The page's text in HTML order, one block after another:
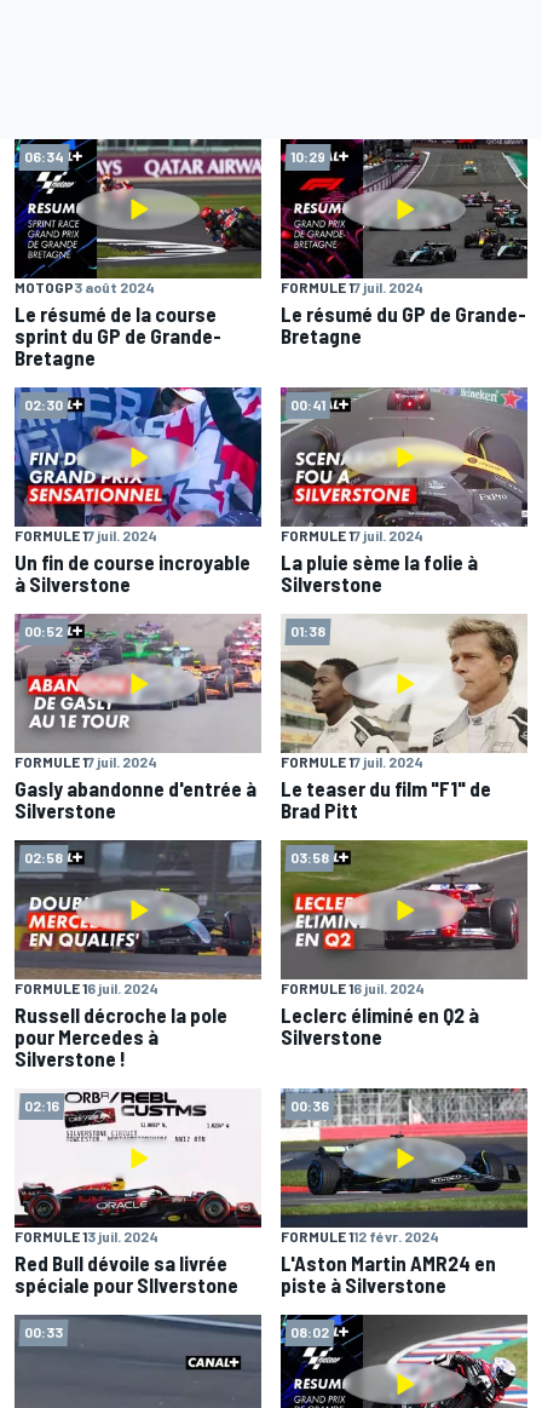
06:34
MOTOGP3 août 2024
Le résumé de la course
sprint du GP de Grande-
Bretagne
10:29
FORMULE 17 juil. 2024
Le résumé du GP de Grande-
Bretagne
02:30
FORMULE 17 juil. 2024
Un fin de course incroyable
à Silverstone
00:41
FORMULE 17 juil. 2024
La pluie sème la folie à
Silverstone
00:52
FORMULE 17 juil. 2024
Gasly abandonne d'entrée à
Silverstone
01:38
FORMULE 17 juil. 2024
Le teaser du film "F1" de
Brad Pitt
02:58
FORMULE 16 juil. 2024
Russell décroche la pole
pour Mercedes à
Silverstone !
03:58
FORMULE 16 juil. 2024
Leclerc éliminé en Q2 à
Silverstone
02:16
FORMULE 13 juil. 2024
Red Bull dévoile sa livrée
spéciale pour SIlverstone
00:36
FORMULE 112 févr. 2024
L'Aston Martin AMR24 en
piste à Silverstone
00:33 08:02